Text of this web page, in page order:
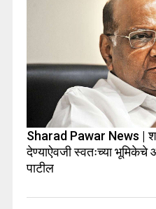
Sharad Pawar News |
देण्याऐवजी स्वतःच्या भूमिकेचे
पाटील